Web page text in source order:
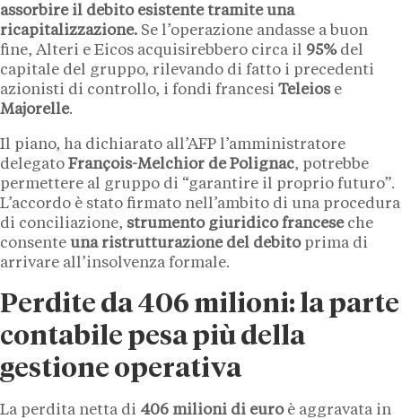
assorbire il debito esistente tramite una
ricapitalizzazione. Se l’operazione andasse a buon
fine, Alteri e Eicos acquisirebbero circa il 95%del
capitale del gruppo, rilevando di fatto i precedenti
azionisti di controllo, i fondi francesi Teleiose
Majorelle.
Il piano, ha dichiarato all’AFP l’amministratore
delegato François-Melchior de Polignac, potrebbe
permettere al gruppo di “garantire il proprio futuro”.
L’accordo è stato firmato nell’ambito di una procedura
di conciliazione, strumento giuridico francese che
consente una ristrutturazione del debitoprima di
arrivare all’insolvenza formale.
Perdite da 406 milioni: la parte
contabile pesa più della
gestione operativa
La perdita netta di 406 milioni di euroè aggravata in